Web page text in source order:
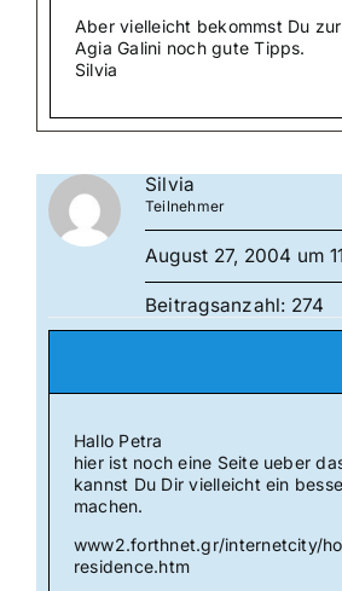
Aber vielleicht bekommst Du
Agia Galini noch gute Tipps.
Silvia
Silvia
Teilnehmer
August 27, 2004 um
Beitragsanzahl: 274
Hallo Petra
hier ist noch eine Seite ueber
kannst Du Dir vielleicht ein
machen.
www2.forthnet.gr/internetcity/
residence.htm